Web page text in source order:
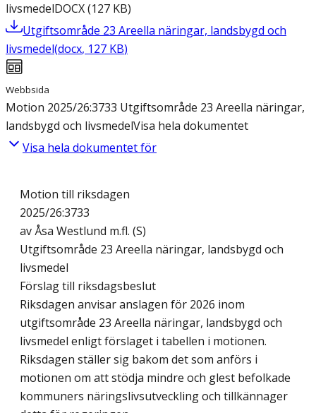
livsmedelDOCX(127 KB)
Utgiftsområde 23 Areella näringar, landsbygd och
livsmedel(docx, 127 KB)
Webbsida
Motion 2025/26:3733 Utgiftsområde 23 Areella näringar,
landsbygd och livsmedelVisa hela dokumentet
Visa hela dokumentet för
Motion till riksdagen
2025/26:3733
av Åsa Westlund m.fl. (S)
Utgiftsområde 23 Areella näringar, landsbygd och
livsmedel
Förslag till riksdagsbeslut
Riksdagen anvisar anslagen för 2026 inom
utgiftsområde 23 Areella näringar, landsbygd och
livsmedel enligt förslaget i tabellen i motionen.
Riksdagen ställer sig bakom det som anförs i
motionen om att stödja mindre och glest befolkade
kommuners näringslivsutveckling och tillkännager